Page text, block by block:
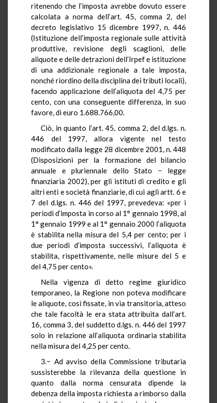
ritenendo che l’imposta avrebbe dovuto essere
calcolata a norma dell’art. 45, comma 2, del
decreto legislativo 15 dicembre 1997, n. 446
(Istituzione dell’imposta regionale sulle attività
produttive, revisione degli scaglioni, delle
aliquote e delle detrazioni dell’Irpef e istituzione
di una addizionale regionale a tale imposta,
nonché riordino della disciplina dei tributi locali),
facendo applicazione dell’aliquota del 4,75 per
cento, con una conseguente differenza, in suo
favore, di euro 1.688.766,00.
Ciò, in quanto l’art. 45, comma 2, del d.lgs. n.
446 del 1997, allora vigente nel testo
modificato dalla legge 28 dicembre 2001, n. 448
(Disposizioni per la formazione del bilancio
annuale e pluriennale dello Stato − legge
finanziaria 2002), per gli istituti di credito e gli
altri enti e società finanziarie, di cui agli artt. 6 e
7 del d.lgs. n. 446 del 1997, prevedeva: «per i
periodi d’imposta in corso al 1° gennaio 1998, al
1° gennaio 1999 e al 1° gennaio 2000 l’aliquota
è stabilita nella misura del 5,4 per cento; per i
due periodi d’imposta successivi, l’aliquota è
stabilita, rispettivamente, nelle misure del 5 e
del 4,75 per cento».
Nella vigenza di detto regime giuridico
temporaneo, la Regione non poteva modificare
le aliquote, così fissate, in via transitoria, atteso
che tale facoltà le era stata attribuita dall’art.
16, comma 3, del suddetto d.lgs. n. 446 del 1997
solo in relazione all’aliquota ordinaria stabilita
nella misura del 4,25 per cento.
3.− Ad avviso della Commissione tributaria
sussisterebbe la rilevanza della questione in
quanto dalla norma censurata dipende la
debenza della imposta richiesta a rimborso dalla